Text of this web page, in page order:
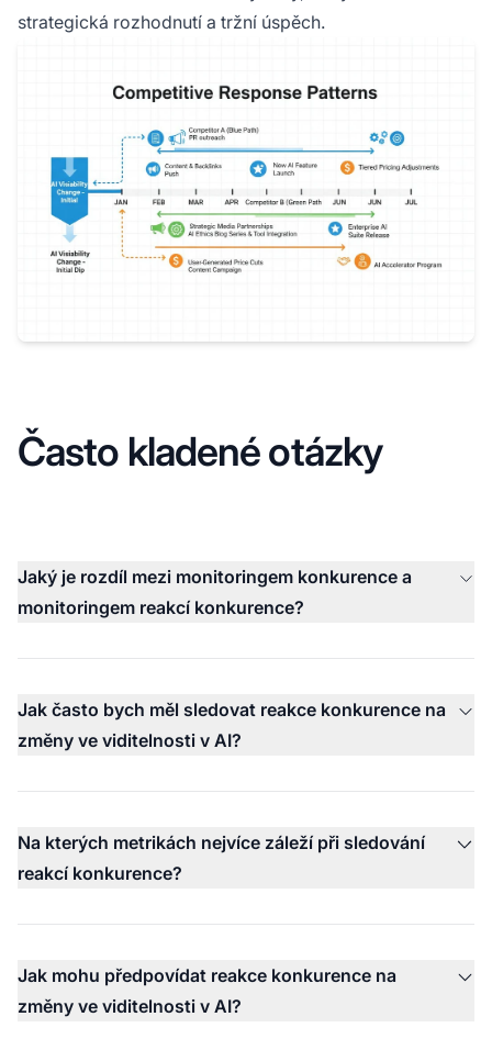
strategická rozhodnutí a tržní úspěch.
Často kladené otázky
Jaký je rozdíl mezi monitoringem konkurence a
monitoringem reakcí konkurence?
Jak často bych měl sledovat reakce konkurence na
změny ve viditelnosti v AI?
Na kterých metrikách nejvíce záleží při sledování
reakcí konkurence?
Jak mohu předpovídat reakce konkurence na
změny ve viditelnosti v AI?